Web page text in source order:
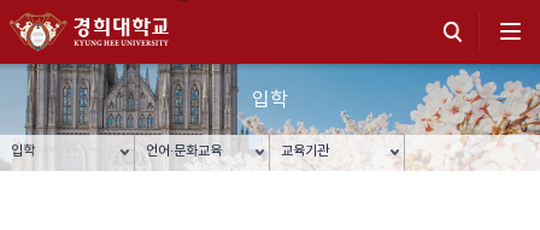
입학
입학 언어·문화교육 교육기관